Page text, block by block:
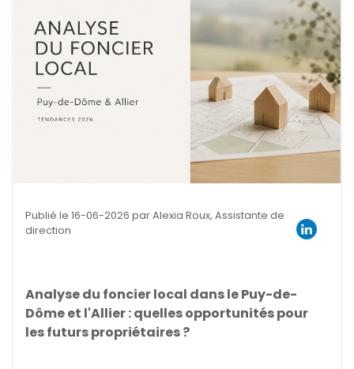
Publié le 16-06-2026 par Alexia Roux, Assistante de
direction
Analyse du foncier local dans le Puy-de-
Dôme et l'Allier : quelles opportunités pour
les futurs propriétaires ?